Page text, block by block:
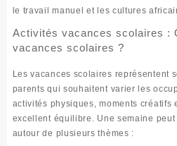
le travail manuel et les cultures
Activités vacances scolaires :
vacances scolaires ?
Les vacances scolaires représentent
parents qui souhaitent varier les
activités physiques, moments créatifs
excellent équilibre. Une semaine
autour de plusieurs thèmes :